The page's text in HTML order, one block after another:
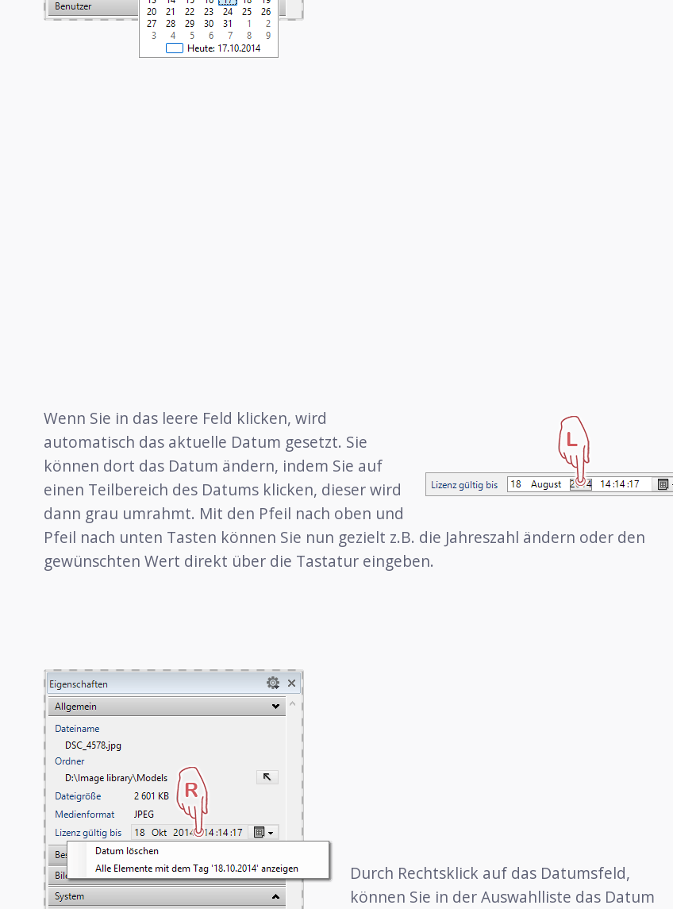
Wenn Sie in das leere Feld klicken, wird
automatisch das aktuelle Datum gesetzt. Sie
können dort das Datum ändern, indem Sie auf
einen Teilbereich des Datums klicken, dieser wird
dann grau umrahmt. Mit den Pfeil nach oben und
Pfeil nach unten Tasten können Sie nun gezielt z.B. die Jahreszahl ändern oder den
gewünschten Wert direkt über die Tastatur eingeben.
Durch Rechtsklick auf das Datumsfeld,
können Sie in der Auswahlliste das Datum